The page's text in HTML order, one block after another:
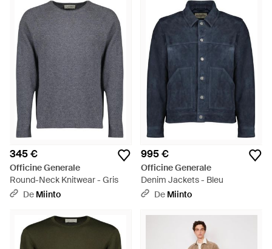
345 €
Officine Generale
Round-Neck Knitwear - Gris
De Miinto
995 €
Officine Generale
Denim Jackets - Bleu
De Miinto